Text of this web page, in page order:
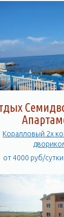
Коралловый 2х
от 4000 руб/